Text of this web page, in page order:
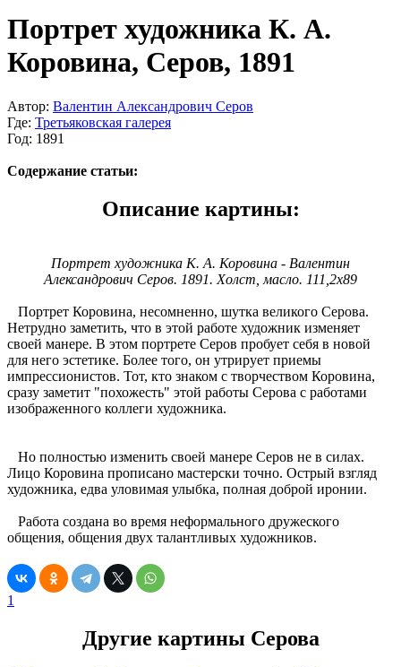
Портрет художника К. А.
Коровина, Серов, 1891
Автор: Валентин Александрович Серов
Где: Третьяковская галерея
Год: 1891
Содержание статьи:
Описание картины:
Портрет художника К. А. Коровина - Валентин
Александрович Серов. 1891. Холст, масло. 111,2х89
Портрет Коровина, несомненно, шутка великого Серова.
Нетрудно заметить, что в этой работе художник изменяет
своей манере. В этом портрете Серов пробует себя в новой
для него эстетике. Более того, он утрирует приемы
импрессионистов. Тот, кто знаком с творчеством Коровина,
сразу заметит "похожесть" этой работы Серова с работами
изображенного коллеги художника.
Но полностью изменить своей манере Серов не в силах.
Лицо Коровина прописано мастерски точно. Острый взгляд
художника, едва уловимая улыбка, полная доброй иронии.
Работа создана во время неформального дружеского
общения, общения двух талантливых художников.
1
Другие картины Серова